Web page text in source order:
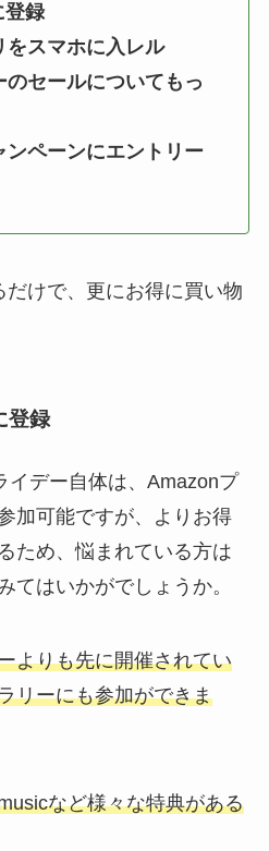
登録
をスマホに入レル
セールについてもっ
ペーンにエントリー
けで、更にお得に買い物
登録
イデー自体は、Amazonプ
加可能ですが、よりお得
ため、悩まれている方は
てはいかがでしょうか。
よりも先に開催されてい
リーにも参加ができま
など様々な特典がある